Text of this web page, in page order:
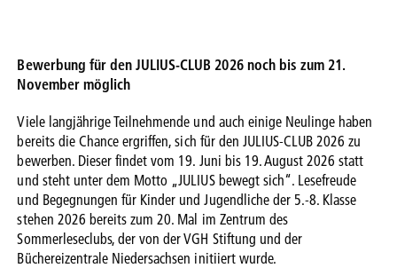
Bewerbung für den JULIUS-CLUB 2026 noch bis zum 21.
November möglich
Viele langjährige Teilnehmende und auch einige Neulinge haben
bereits die Chance ergriffen, sich für den JULIUS-CLUB 2026 zu
bewerben. Dieser findet vom 19. Juni bis 19. August 2026 statt
und steht unter dem Motto „JULIUS bewegt sich“. Lesefreude
und Begegnungen für Kinder und Jugendliche der 5.-8. Klasse
stehen 2026 bereits zum 20. Mal im Zentrum des
Sommerleseclubs, der von der VGH Stiftung und der
Büchereizentrale Niedersachsen initiiert wurde.